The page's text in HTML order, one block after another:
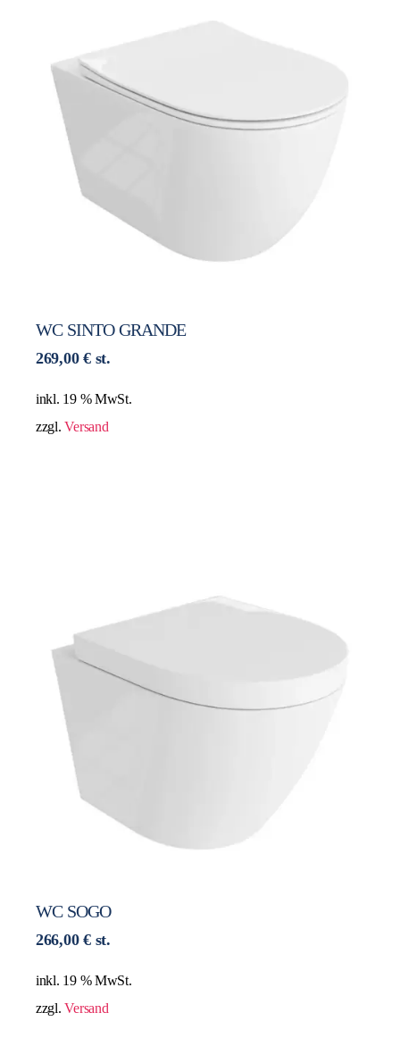
WC SINTO GRANDE
269,00€ st.
inkl. 19 % MwSt.
zzgl.Versand
WC SOGO
266,00€ st.
inkl. 19 % MwSt.
zzgl.Versand